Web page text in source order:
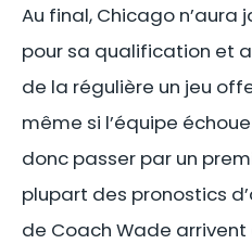
Au final, Chicago
pour sa qualification et
de la régulière un jeu
même si l’équipe
donc passer par un
plupart des pronostics
de Coach Wade